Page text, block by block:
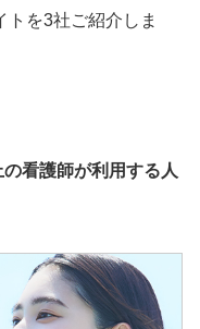
トを3社ご紹介しま
看護師が利用する人